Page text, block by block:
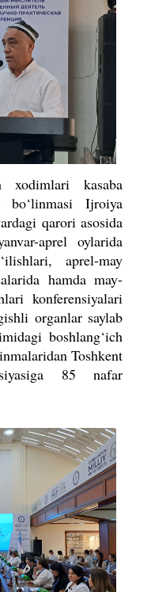
xodimlari kasaba
bo‘linmasi Ijroiya
qarori asosida
aprel oylarida
aprel-may
hamda may-
konferensiyalari
organlar saylab
boshlang‘ich
Toshkent
85 nafar